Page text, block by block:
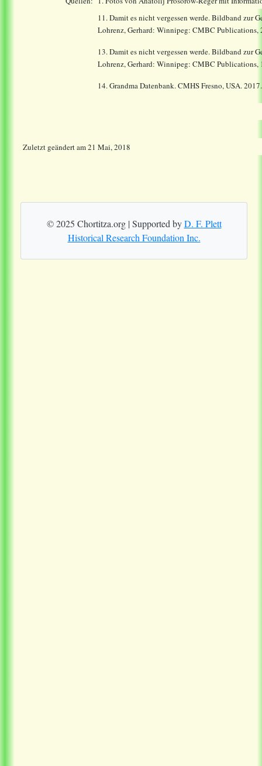
11. Damit es nicht vergessen werde. Bildband zur
Lohrenz, Gerhard: Winnipeg: CMBC Publications,
13. Damit es nicht vergessen werde. Bildband zur
Lohrenz, Gerhard: Winnipeg: CMBC Publications,
14.Grandma Datenbank. CMHS Fresno, USA.
Zuletzt geändertam21 Mai, 2018
© 2025 Chortitza.org | Supported byD. F. Plett
Historical Research Foundation Inc.